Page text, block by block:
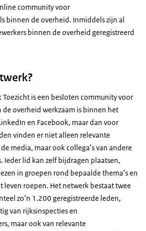
community voor
binnen de overheid. Inmiddels zijn al
binnen de overheid geregistreerd
Toezicht is een besloten community voor
overheid werkzaam is binnen het
en Facebook, maar dan voor
vinden er niet alleen relevante
media, maar ook collega’s van andere
Ieder lid kan zelf bijdragen plaatsen,
in groepen rond bepaalde thema’s en
leven roepen. Het netwerk bestaat twee
zo’n 1.200 geregistreerde leden,
van rijksinspecties en
maar ook van relevante